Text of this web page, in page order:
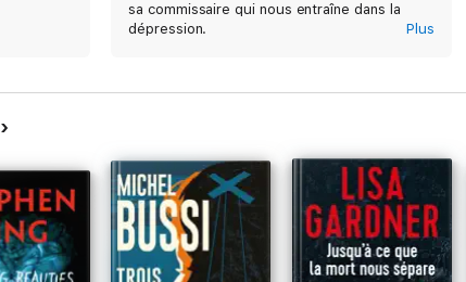
sa commissaire qui nous entraîne dans la
dépression.
Plus